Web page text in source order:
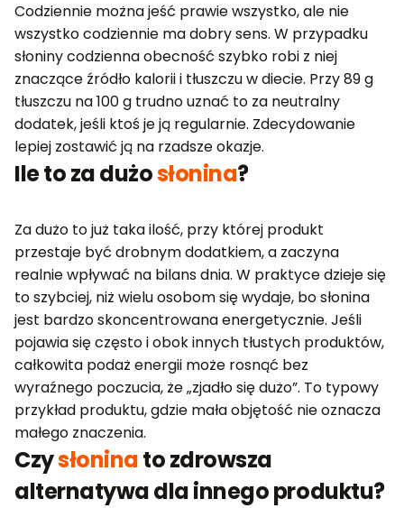
Codziennie można jeść prawie wszystko, ale nie
wszystko codziennie ma dobry sens. W przypadku
słoniny codzienna obecność szybko robi z niej
znaczące źródło kalorii i tłuszczu w diecie. Przy 89 g
tłuszczu na 100 g trudno uznać to za neutralny
dodatek, jeśli ktoś je ją regularnie. Zdecydowanie
lepiej zostawić ją na rzadsze okazje.
Ile to za dużosłonina?
Za dużo to już taka ilość, przy której produkt
przestaje być drobnym dodatkiem, a zaczyna
realnie wpływać na bilans dnia. W praktyce dzieje się
to szybciej, niż wielu osobom się wydaje, bo słonina
jest bardzo skoncentrowana energetycznie. Jeśli
pojawia się często i obok innych tłustych produktów,
całkowita podaż energii może rosnąć bez
wyraźnego poczucia, że „zjadło się dużo”. To typowy
przykład produktu, gdzie mała objętość nie oznacza
małego znaczenia.
Czysłoninato zdrowsza
alternatywa dla innego produktu?